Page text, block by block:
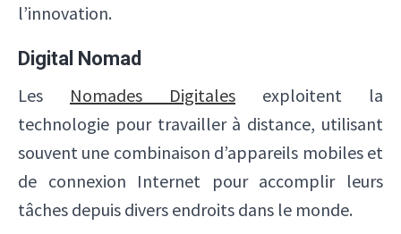
l’innovation.
Digital Nomad
Les Nomades Digitales exploitent la
technologie pour travailler à distance, utilisant
souvent une combinaison d’appareils mobiles et
de connexion Internet pour accomplir leurs
tâches depuis divers endroits dans le monde.